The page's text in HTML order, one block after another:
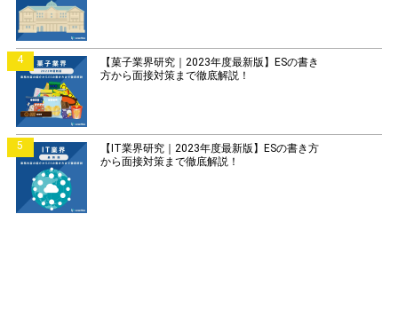
4
【菓子業界研究｜2023年度最新版】ESの書き
方から面接対策まで徹底解説！
5
【IT業界研究｜2023年度最新版】ESの書き方
から面接対策まで徹底解説！